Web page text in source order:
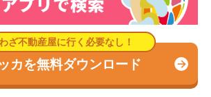
カを無料ダウンロード